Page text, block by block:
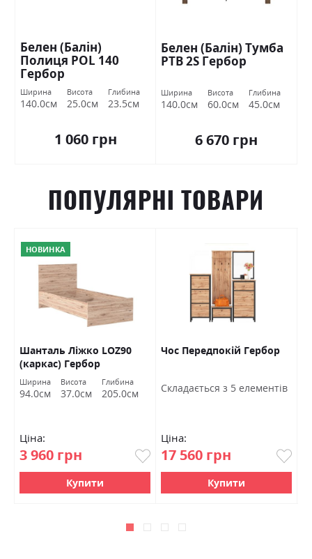
Белен (Балін)
Полиця POL 140
Гербор
Ширина
140.0см
Висота
25.0см
Глибина
23.5см
1 060 грн
Белен (Балін) Тумба
РТВ 2S Гербор
Ширина
140.0см
Висота
60.0см
Глибина
45.0см
6 670 грн
ПОПУЛЯРНІ ТОВАРИ
НОВИНКА
Шанталь Ліжко LOZ90
(каркас) Гербор
Ширина
94.0см
Висота
37.0см
Глибина
205.0см
Ціна:
3 960 грн
Купити
Чос Передпокій Гербор
Cкладається з 5 елементів
Ціна:
17 560 грн
Купити